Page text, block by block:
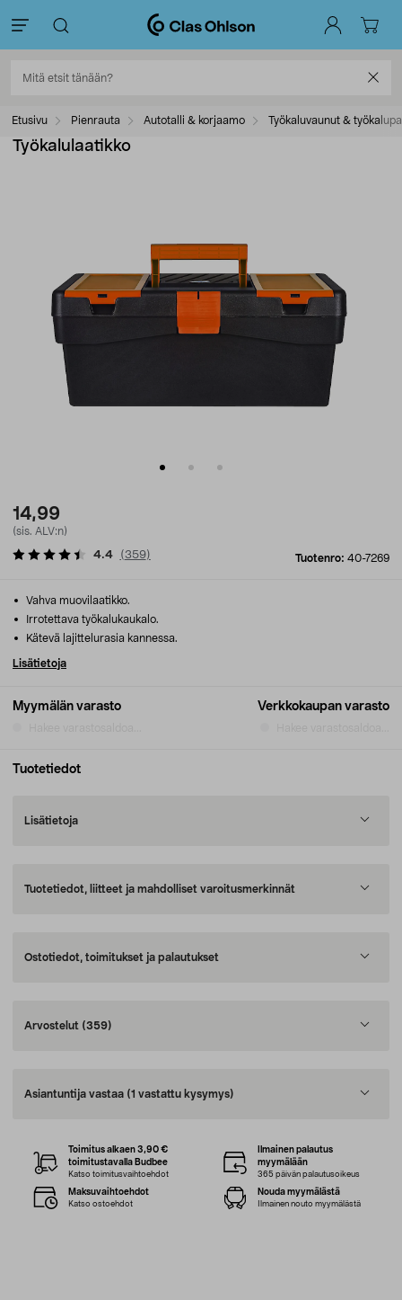
Etusivu Pienrauta Autotalli & korjaamo Työkaluvaunut &
Työkalulaatikko
14,99
(sis. ALV:n)
Tuotenro: 40-7269
4.4 (359)
Myymälän varasto Verkkokaupan varasto
Vahva muovilaatikko.
Irrotettava työkalukaukalo.
Kätevä lajittelurasia kannessa.
Lisätietoja
Tuotetiedot
Lisätietoja
Tuotetiedot, liitteet ja mahdolliset varoitusmerkinnät
Ostotiedot, toimitukset ja palautukset
Arvostelut (359)
Asiantuntija vastaa (1 vastattu kysymys)
Toimitus alkaen 3,90 €
toimitustavalla Budbee
Katso toimitusvaihtoehdot
Ilmainen palautus
myymälään
365 päivän palautusoikeus
Maksuvaihtoehdot
Katso ostoehdot
Nouda myymälästä
Ilmainen nouto myymälästä